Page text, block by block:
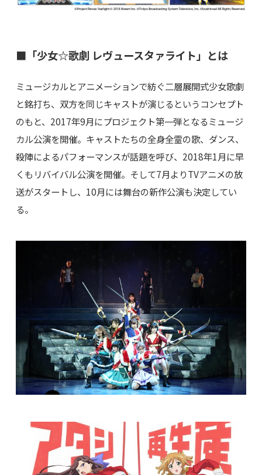
■「少女☆歌劇 レヴュースタァライト」とは
ミュージカルとアニメーションで紡ぐ二層展開式少女歌劇
と銘打ち、双方を同じキャストが演じるというコンセプト
のもと、2017年9月にプロジェクト第一弾となるミュージ
カル公演を開催。キャストたちの全身全霊の歌、ダンス、
殺陣によるパフォーマンスが話題を呼び、2018年1月に早
くもリバイバル公演を開催。そして7月よりTVアニメの放
送がスタートし、10月には舞台の新作公演も決定してい
る。